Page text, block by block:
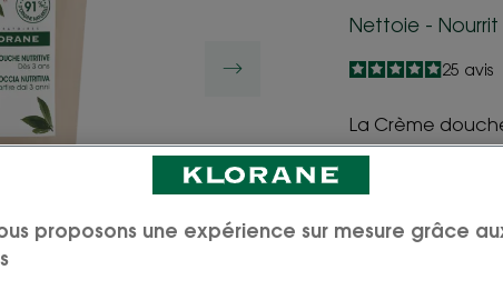
Nettoie - Nourrit
4.9
/
5
25 avis
La Crème
nettoie en
proposons une expérience sur mesure grâce